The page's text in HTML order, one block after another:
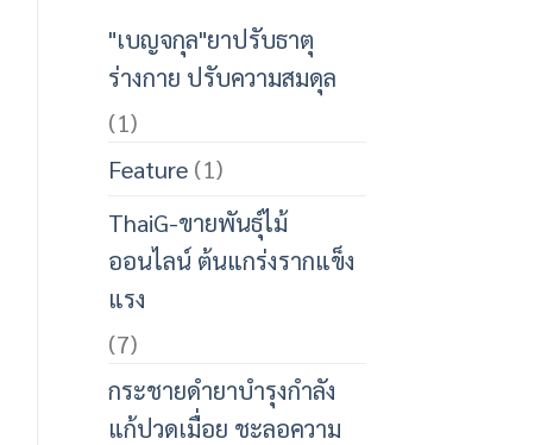
"เบญจกุล"ยาปรับธาตุ
ร่างกาย ปรับความสมดุล
(1)
Feature(1)
ThaiG-ขายพันธุ์ไม้
ออนไลน์ ต้นแกร่งรากแข็ง
แรง
(7)
กระชายดำยาบำรุงกำลัง
แก้ปวดเมื่อย ชะลอความ